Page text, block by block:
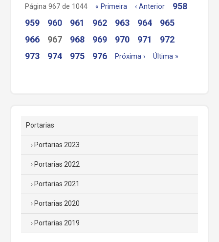
Página 967 de 1044 « Primeira ‹ Anterior
958
959
960 961 962 963 964
965
966
967 968 969 970 971
972
973
974 975 976 Próxima › Última »
Portarias
Portarias 2023
Portarias 2022
Portarias 2021
Portarias 2020
Portarias 2019